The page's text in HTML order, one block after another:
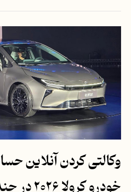
وکالتی کردن آنلاین
خودرو کرولا ۲۰۲۶ در چند قدم